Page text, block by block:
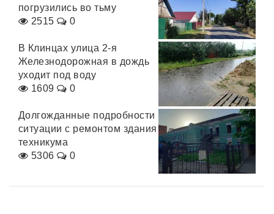
погрузились во тьму
2515
0
В Клинцах улица 2-я
Железнодорожная в дождь
уходит под воду
1609
0
Долгожданные подробности
ситуации с ремонтом здания
техникума
5306
0